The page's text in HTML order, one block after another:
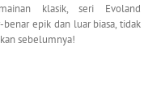
klasik, seri Evoland
epik dan luar biasa, tidak
sebelumnya!